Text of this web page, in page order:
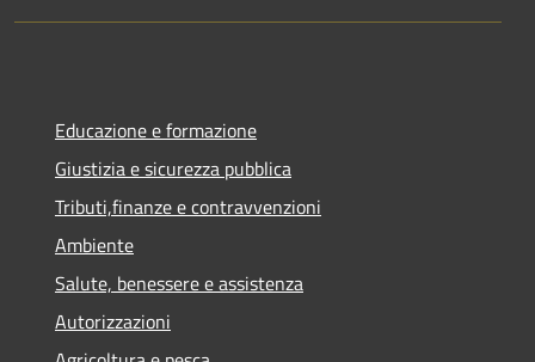
Educazione e formazione
Giustizia e sicurezza pubblica
Tributi,finanze e contravvenzioni
Ambiente
Salute, benessere e assistenza
Autorizzazioni